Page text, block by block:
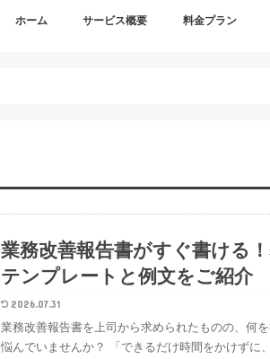
ホーム サービス概要 料金プラン
業務改善報告書がすぐ書ける
テンプレートと例文をご紹介
2026.07.31
業務改善報告書を上司から求められたものの、何
悩んでいませんか？ 「できるだけ時間をかけずに